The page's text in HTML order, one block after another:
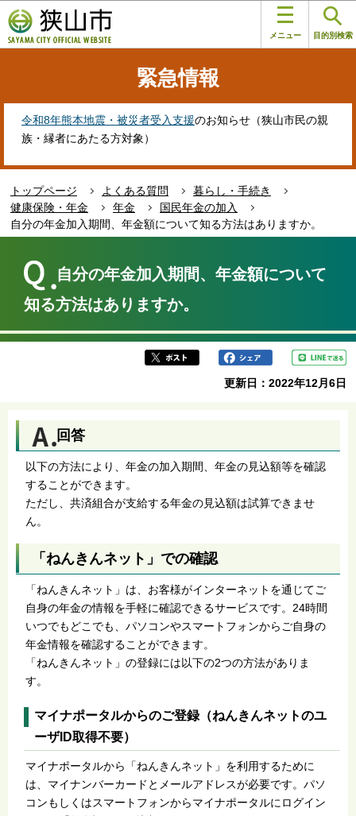
の
ペ
す
メニュー 目的別検索
緊急情報
令和8年熊本地震・被災者受入支援のお知らせ（狭山市民の親
族・縁者にあたる方対象）
トップページ よくある質問
暮らし・手続き
健康保険・年金
年金
国民年金の加入
自分の年金加入期間、年金額について知る方法はありますか。
ら
自分の年金加入期間、年金額について
知る方法はありますか。
更新日：2022年12月6日
回答
以下の方法により、年金の加入期間、年金の見込額等を確認
することができます。
ただし、共済組合が支給する年金の見込額は試算できませ
ん。
「ねんきんネット」での確認
「ねんきんネット」は、お客様がインターネットを通じてご
自身の年金の情報を手軽に確認できるサービスです。24時間
いつでもどこでも、パソコンやスマートフォンからご自身の
年金情報を確認することができます。
「ねんきんネット」の登録には以下の2つの方法がありま
す。
マイナポータルからのご登録（ねんきんネットのユ
ーザID取得不要）
マイナポータルから「ねんきんネット」を利用するために
は、マイナンバーカードとメールアドレスが必要です。パソ
コンもしくはスマートフォンからマイナポータルにログイン